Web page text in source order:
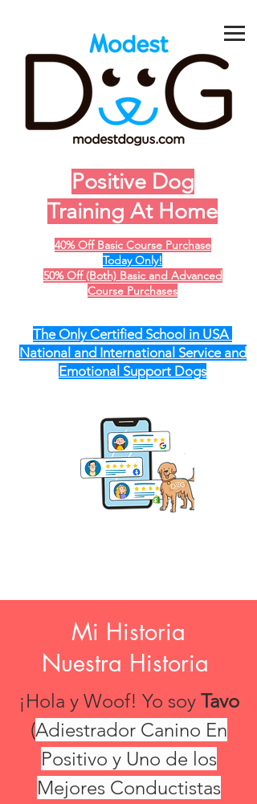
Positive Dog
Training At Home
40% Off Basic Course Purchase
Today Only!
50% Off (Both) Basic and Advanced
Course Purchases
The Only Certified School in USA
National and International Service and
Emotional Support Dogs
Mi Historia
Nuestra Historia
¡Hola y Woof! Yo soy Tavo
(Adiestrador Canino En
Positivo y Uno de los
Mejores Conductistas